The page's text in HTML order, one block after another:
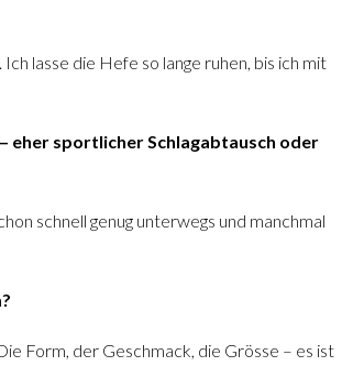
lasse die Hefe so lange ruhen, bis ich mit
eher sportlicher Schlagabtausch oder
schnell genug unterwegs und manchmal
Form, der Geschmack, die Grösse – es ist